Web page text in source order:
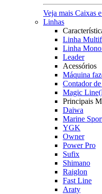
Veja mais Caixas
Linhas
Linha
Linha
Leader
Acessórios
Máquina
Contador
Magic
Principais
Daiwa
Marine
YGK
Owner
Power Pro
Sufix
Shimano
Raiglon
Fast Line
Araty